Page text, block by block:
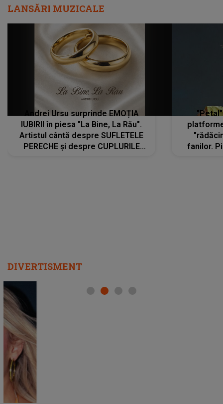
LANSĂRI MUZICALE
Andrei Ursu surprinde EMOȚIA
IUBIRII în piesa "La Bine, La Rău".
Artistul cântă despre SUFLETELE
PERECHE și despre CUPLURILE
fanilor.
DIVERTISMENT